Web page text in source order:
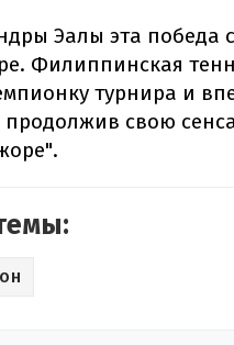
Эалы эта победа
Филиппинская
турнира и
продолжив свою